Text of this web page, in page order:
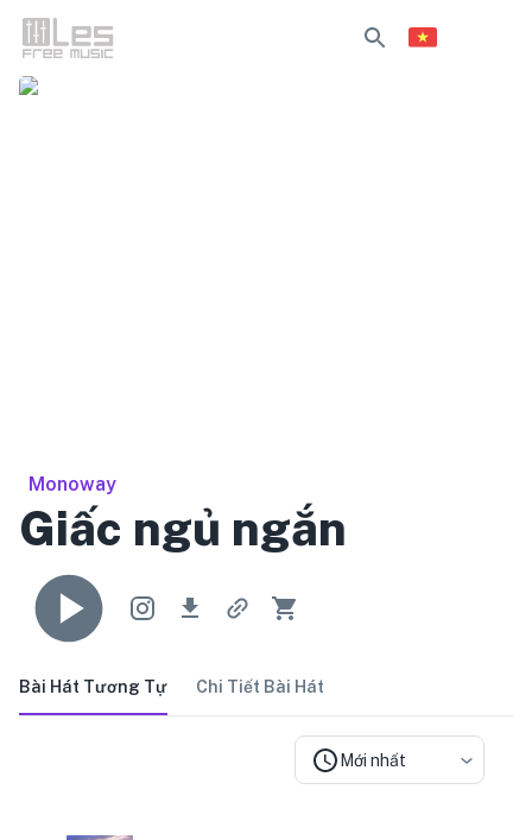
Monoway
Giấc ngủ ngắn
Bài Hát Tương Tự Chi Tiết Bài Hát
Mới nhất